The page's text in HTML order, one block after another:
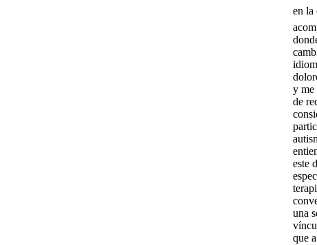
en
y me
de
este
una
que